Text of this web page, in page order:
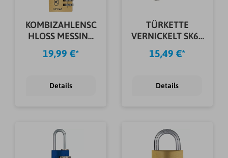
KOMBIZAHLENSC
HLOSS MESSING
165/40 SB
19,99 €*
Details
TÜRKETTE
VERNICKELT SK69
N SB
15,49 €*
Details